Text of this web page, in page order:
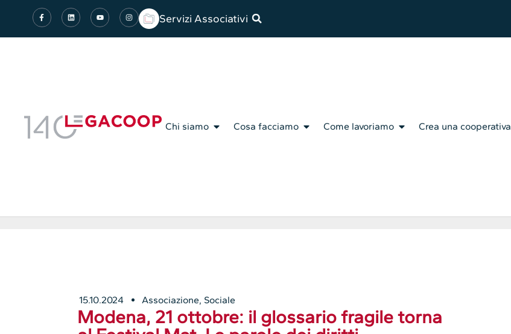
Servizi Associativi
Chi siamo Cosa facciamo Come lavoriamo Crea una cooperativa
15.10.2024 Associazione, Sociale
Modena, 21 ottobre: il glossario fragile torna